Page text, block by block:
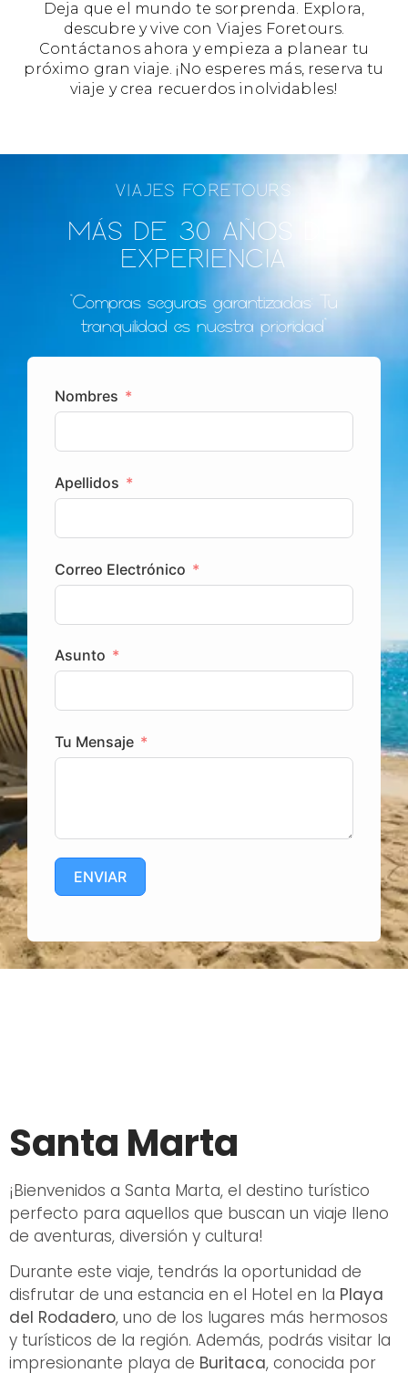
Deja que el mundo te sorprenda. Explora,
descubre y vive con Viajes Foretours.
Contáctanos ahora y empieza a planear tu
próximo gran viaje. ¡No esperes más, reserva tu
viaje y crea recuerdos inolvidables!
VIAJES FORETOURS
MÁS DE 30 AÑOS DE
EXPERIENCIA
"Compras seguras garantizadas: Tu
tranquilidad es nuestra prioridad"
Nombres
Apellidos
Correo Electrónico
Asunto
Tu Mensaje
ENVIAR
Santa Marta
¡Bienvenidos a Santa Marta, el destino turístico
perfecto para aquellos que buscan un viaje lleno
de aventuras, diversión y cultura!
Durante este viaje, tendrás la oportunidad de
disfrutar de una estancia en el Hotel en la Playa
del Rodadero, uno de los lugares más hermosos
y turísticos de la región. Además, podrás visitar la
impresionante playa de Buritaca, conocida por